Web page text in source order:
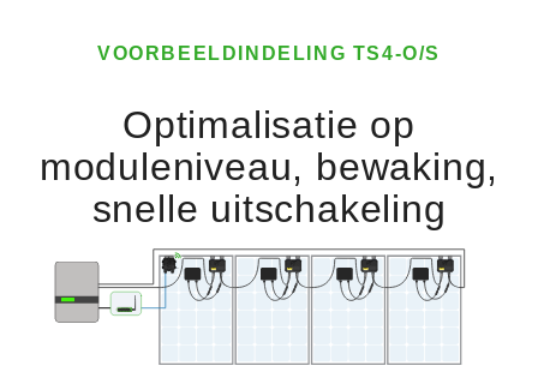
VOORBEELDINDELING TS4-O/S
Optimalisatie op
moduleniveau, bewaking,
snelle uitschakeling